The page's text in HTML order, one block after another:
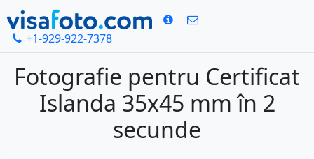
+1-929-922-7378
Fotografie pentru Certificat
Islanda 35x45 mm în 2
secunde